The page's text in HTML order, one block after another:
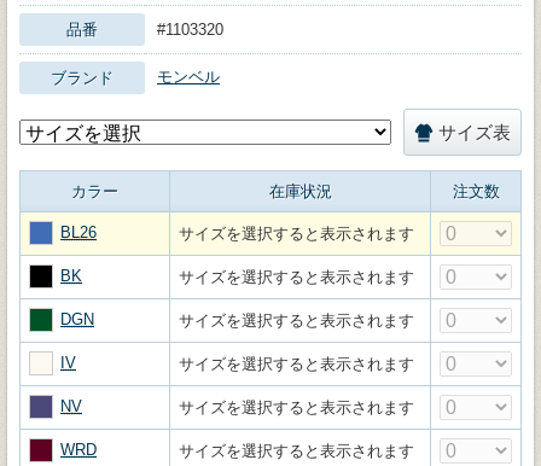
品番 #1103320
ブランド モンベル
サイズ表
カラー 在庫状況 注文数
BL26 サイズを選択すると表示されます
BK サイズを選択すると表示されます
DGN サイズを選択すると表示されます
IV サイズを選択すると表示されます
NV サイズを選択すると表示されます
WRD サイズを選択すると表示されます